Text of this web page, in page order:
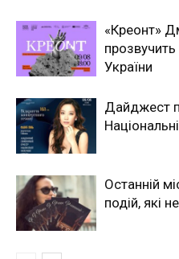
«Креонт»
прозвучить
України
Дайджест
Останній
подій, які